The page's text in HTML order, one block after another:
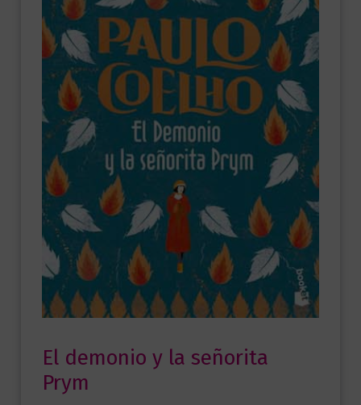
El demonio y la señorita
Prym